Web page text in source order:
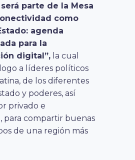
parte de la Mesa
como
agenda
para la
digital”, la cual
a líderes políticos
de los diferentes
y poderes, así
privado e
para compartir buenas
de una región más